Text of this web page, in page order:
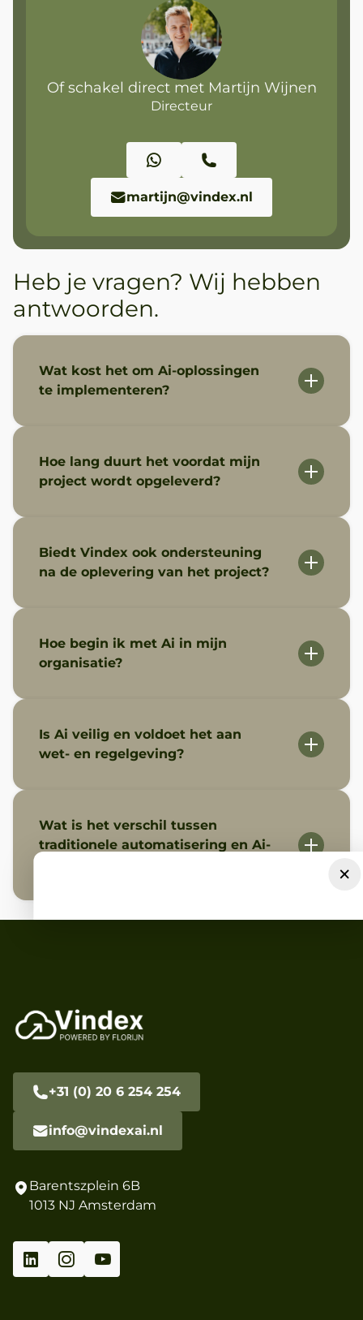
Of schakel direct met Martijn Wijnen
Directeur
martijn@vindex.nl
Heb je vragen? Wij hebben
antwoorden.
Wat kost het om Ai-oplossingen
te implementeren?
Hoe lang duurt het voordat mijn
project wordt opgeleverd?
Biedt Vindex ook ondersteuning
na de oplevering van het project?
Hoe begin ik met Ai in mijn
organisatie?
Is Ai veilig en voldoet het aan
wet- en regelgeving?
Wat is het verschil tussen
traditionele automatisering en Ai-
×
+31 (0) 20 6 254 254
info@vindexai.nl
Barentszplein 6B
1013 NJ Amsterdam